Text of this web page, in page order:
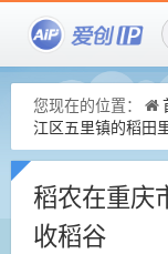
您现在的位置：
江区五里镇的稻田
稻农在重庆
收稻谷